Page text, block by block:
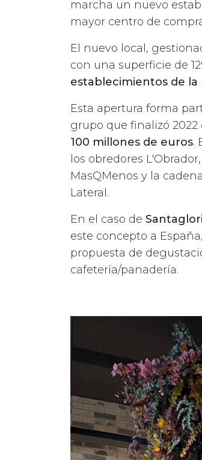
marcha un nuevo
mayor centro de
El nuevo local,
con una superficie de
establecimientos de la
Esta apertura forma
grupo que finalizó 2022
100 millones de euros.
los obredores
MasQMenos y la
Lateral.
En el caso de
este concepto a
propuesta de
cafetería/panadería.